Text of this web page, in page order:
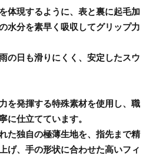
体現するように、表と裏に起毛加
水分を素早く吸収してグリップ力
の日も滑りにくく、安定したスウ
を発揮する特殊素材を使用し、職
に仕立てています。
た独自の極薄生地を、指先まで精
げ、手の形状に合わせた高いフィ